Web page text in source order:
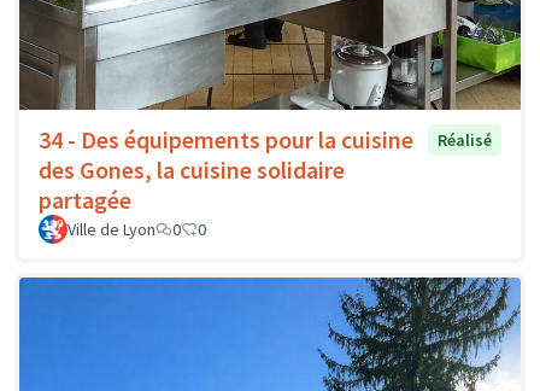
34 - Des équipements pour la cuisine
des Gones, la cuisine solidaire
partagée
Réalisé
Ville de Lyon 0 0